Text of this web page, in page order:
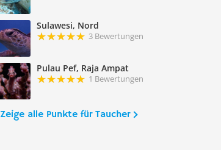
Sulawesi, Nord
3 Bewertungen
Pulau Pef, Raja Ampat
1 Bewertungen
Zeige alle Punkte für Taucher